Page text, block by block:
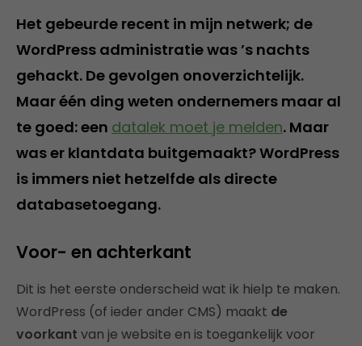
Het gebeurde recent in mijn netwerk; de
WordPress administratie was ’s nachts
gehackt. De gevolgen onoverzichtelijk.
Maar één ding weten ondernemers maar al
te goed: een datalek moet je melden. Maar
was er klantdata buitgemaakt? WordPress
is immers niet hetzelfde als directe
databasetoegang.
Voor- en achterkant
Dit is het eerste onderscheid wat ik hielp te maken.
WordPress (of ieder ander CMS) maakt de
voorkant van je website en is toegankelijk voor